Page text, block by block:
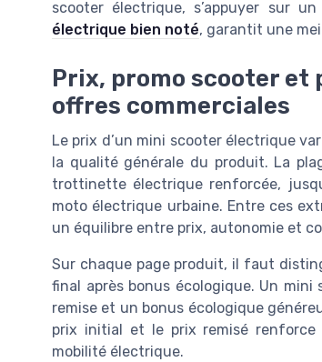
scooter électrique, s’appuyer sur
électrique bien noté, garantit une
Prix, promo scooter et
offres commerciales
Le prix d’un mini scooter électrique
la qualité générale du produit. La
trottinette électrique renforcée,
moto électrique urbaine. Entre ces
un équilibre entre prix, autonomie et
Sur chaque page produit, il faut
final après bonus écologique. Un
remise et un bonus écologique
prix initial et le prix remisé renforce
mobilité électrique.